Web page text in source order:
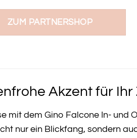
ZUM PARTNERSHOP
Akzent für
mit dem Gino Falcone In- und
nur ein Blickfang, sondern